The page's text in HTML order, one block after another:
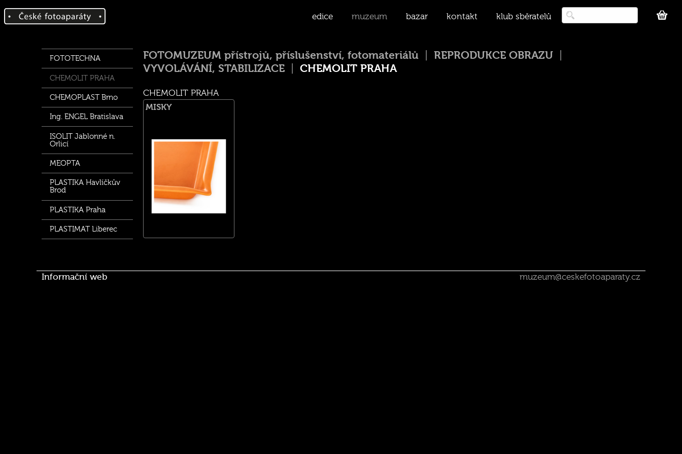
edice muzeum bazar kontakt klub sběratelů
FOTOTECHNA
CHEMOLIT PRAHA
CHEMOPLAST Brno
Ing. ENGEL Bratislava
ISOLIT Jablonné n.
Orlicí
MEOPTA
PLASTIKA Havlíčkův
Brod
PLASTIKA Praha
PLASTIMAT Liberec
FOTOMUZEUM přístrojů, příslušenství, fotomateriálů
REPRODUKCE OBRAZU
VYVOLÁVÁNÍ, STABILIZACE
CHEMOLIT PRAHA
CHEMOLIT PRAHA
MISKY
Informační web muzeum@ceskefotoaparaty.cz